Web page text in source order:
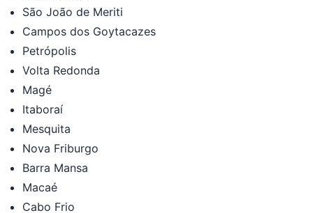
São João de Meriti
Campos dos Goytacazes
Petrópolis
Volta Redonda
Magé
Itaboraí
Mesquita
Nova Friburgo
Barra Mansa
Macaé
Cabo Frio